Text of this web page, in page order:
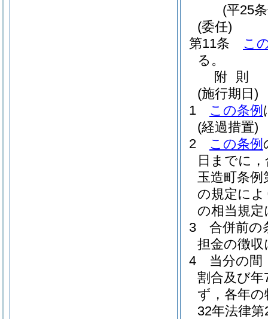
(平25
(委任)
第11条
こ
る。
附 則
(施行期日)
1
この条例
(経過措置)
2
この条例
日までに
玉造町条例
の規定に
の相当規
3
合併前の
担金の徴
4
当分の間
割合及び
ず，各年
32年法律第